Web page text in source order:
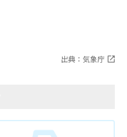
出典：気象庁